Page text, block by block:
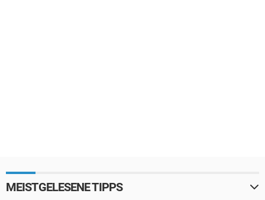
MEISTGELESENE TIPPS